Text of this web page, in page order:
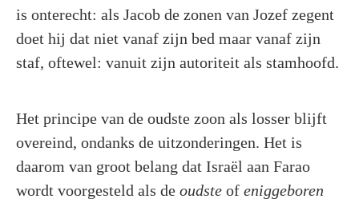
is onterecht: als Jacob de zonen van Jozef zegent
doet hij dat niet vanaf zijn bed maar vanaf zijn
staf, oftewel: vanuit zijn autoriteit als stamhoofd.
Het principe van de oudste zoon als losser blijft
overeind, ondanks de uitzonderingen. Het is
daarom van groot belang dat Israël aan Farao
wordt voorgesteld als de oudste of eniggeboren